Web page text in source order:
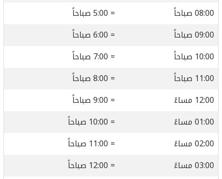
08:00 صباحاً
= 5:00 صباحاً
09:00 صباحاً
= 6:00 صباحاً
10:00 صباحاً
= 7:00 صباحاً
11:00 صباحاً
= 8:00 صباحاً
12:00 مساءً
= 9:00 صباحاً
01:00 مساءً
= 10:00 صباحاً
02:00 مساءً
= 11:00 صباحاً
03:00 مساءً
= 12:00 صباحاً